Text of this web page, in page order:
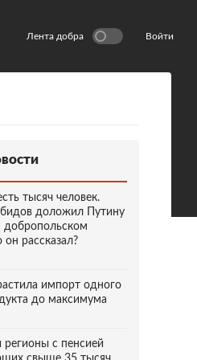
Лента добра Войти
тысяч человек.
доложил Путину
добропольском
он рассказал?
импорт одного
до максимума
регионы с пенсией